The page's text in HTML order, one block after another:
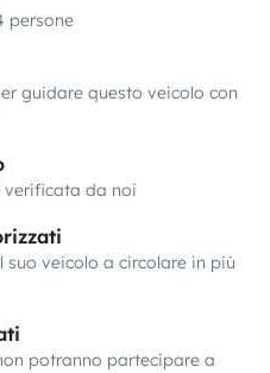
persone
guidare questo veicolo con
verificata da noi
veicolo a circolare in più
potranno partecipare a